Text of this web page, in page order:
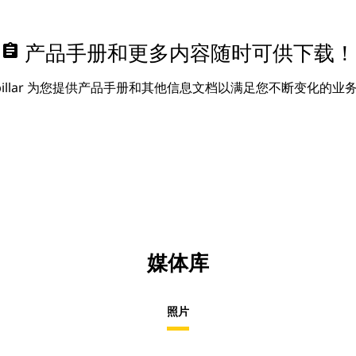
assignment 产品手册和更多内容随时可供下载！
为您提供产品手册和其他信息文档以满足您不断变化的业
媒体库
照片